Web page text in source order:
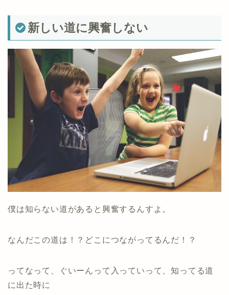
新しい道に興奮しない
僕は知らない道があると興奮するんすよ。
なんだこの道は！？どこにつながってるんだ！？
ってなって、ぐいーんって入っていって、知ってる道
に出た時に